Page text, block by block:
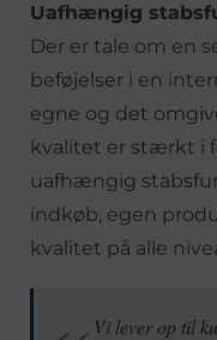
Uafhængig
Der er tale om en
beføjelser i en
egne og det
kvalitet er stærkt i
uafhængig
indkøb, egen
kvalitet på alle
Vi lever op til